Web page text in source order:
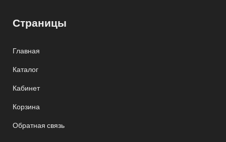
Страницы
Главная
Каталог
Кабинет
Корзина
Обратная связь